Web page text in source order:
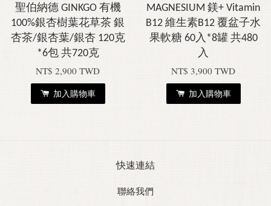
聖伯納德 GINKGO 有機
100%銀杏樹葉花草茶 銀
杏茶/銀杏葉/銀杏 120克
*6包 共720克
NT$ 2,900 TWD
加入購物車
MAGNESIUM 鎂+ Vitamin
B12 維生素B12 覆盆子水
果軟糖 60入*8罐 共480
入
NT$ 3,900 TWD
加入購物車
快速連結
聯絡我們